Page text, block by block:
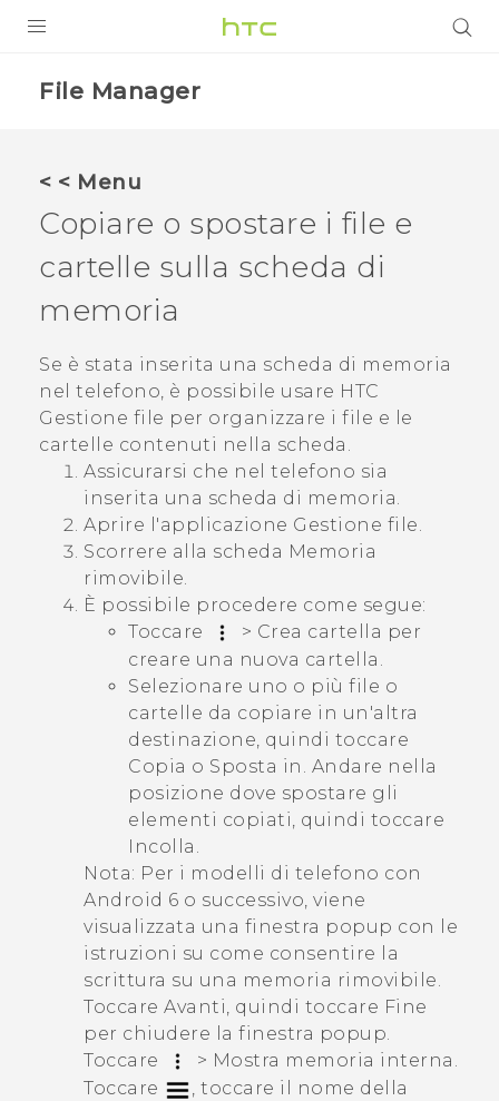
Accessori e dispositivi HTC
Accesso
File Manager
< < Menu
Copiare o spostare i file e
cartelle sulla scheda di
memoria
Se è stata inserita una scheda di memoria
nel telefono, è possibile usare HTC
Gestione file per organizzare i file e le
cartelle contenuti nella scheda.
Assicurarsi che nel telefono sia
inserita una scheda di memoria.
Aprire l'applicazione Gestione file
Scorrere alla scheda Memoria
rimovibile
È possibile procedere come segue:
Toccare
> Crea cartella per
creare una nuova cartella.
Selezionare uno o più file o
cartelle da copiare in un'altra
destinazione, quindi toccare
Copia o Sposta in . Andare nella
posizione dove spostare gli
elementi copiati, quindi toccare
Incolla .
Nota: Per i modelli di telefono con
Android 6 o successivo, viene
visualizzata una finestra popup con le
istruzioni su come consentire la
scrittura su una memoria rimovibile.
Toccare Avanti, quindi toccare Fine
per chiudere la finestra popup.
Toccare
> Mostra memoria interna .
Toccare
, toccare il nome della